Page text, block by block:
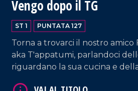
Vengo dopo il TG
ST 1 PUNTATA 127
Torna a trovarci il nostro amico
aka T'appatumi, parlandoci
riguardano la sua cucina e
VAI AL TITOLO